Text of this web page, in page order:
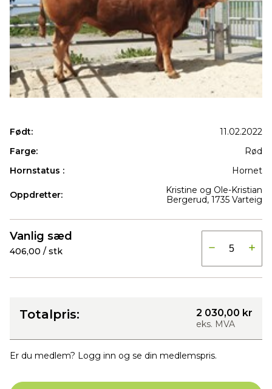
Født:
11.02.2022
Farge:
Rød
Hornstatus :
Hornet
Oppdretter:
Kristine og Ole-Kristian
Bergerud, 1735 Varteig
Vanlig sæd
406,00 / stk
Totalpris: 2 030,00 kr
eks. MVA
Er du medlem? Logg inn og se din medlemspris.